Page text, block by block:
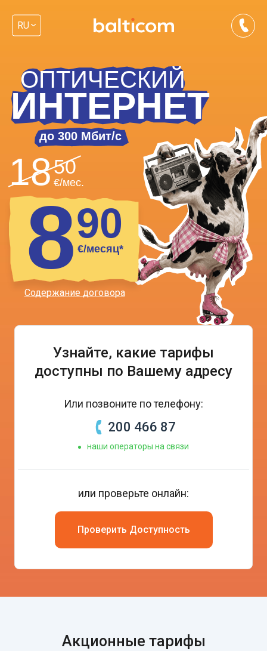
RU
ОПТИЧЕСКИЙ
ИНТЕРНЕТ
до 300 Мбит/c
890
€/месяц*
1850
€/мес.
Содержание договора
Узнайте, какие тарифы
доступны по Вашему адресу
Или позвоните по телефону:
200 466 87
наши операторы на связи
или проверьте онлайн:
Проверить Доступность
Акционные тарифы